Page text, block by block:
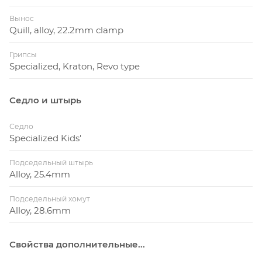
Вынос
Quill, alloy, 22.2mm clamp
Грипсы
Specialized, Kraton, Revo type
Седло и штырь
Седло
Specialized Kids'
Подседельный штырь
Alloy, 25.4mm
Подседельный хомут
Alloy, 28.6mm
Свойства дополнительные...